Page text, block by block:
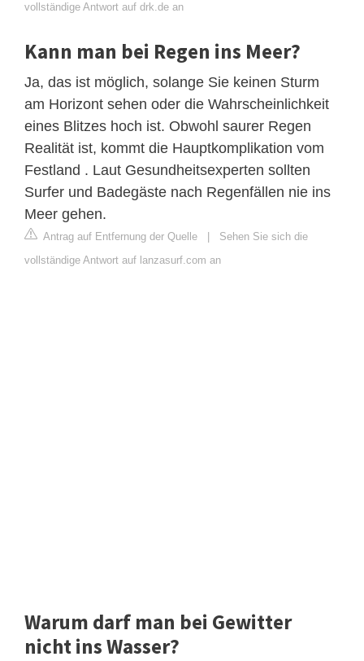
vollständige Antwort auf drk.de an
Kann man bei Regen ins Meer?
Ja, das ist möglich, solange Sie keinen Sturm
am Horizont sehen oder die Wahrscheinlichkeit
eines Blitzes hoch ist. Obwohl saurer Regen
Realität ist, kommt die Hauptkomplikation vom
Festland . Laut Gesundheitsexperten sollten
Surfer und Badegäste nach Regenfällen nie ins
Meer gehen.
Antrag auf Entfernung der Quelle
Sehen Sie sich die
vollständige Antwort auf lanzasurf.com an
Warum darf man bei Gewitter
nicht ins Wasser?